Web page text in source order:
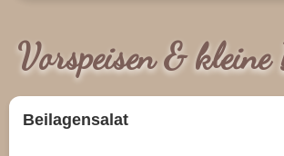
Vorspeisen & kleine
Beilagensalat